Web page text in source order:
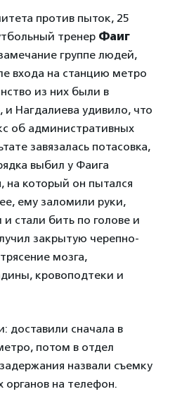
против пыток, 25
тренер Фаиг
группе людей,
входа на станцию метро
из них были в
Нагдалиева удивило, что
об административных
завязалась потасовка,
выбил у Фаига
который он пытался
ему заломили руки,
стали бить по голове и
закрытую черепно-
мозга,
кровоподтеки и
доставили сначала в
потом в отдел
назвали съемку
органов на телефон.